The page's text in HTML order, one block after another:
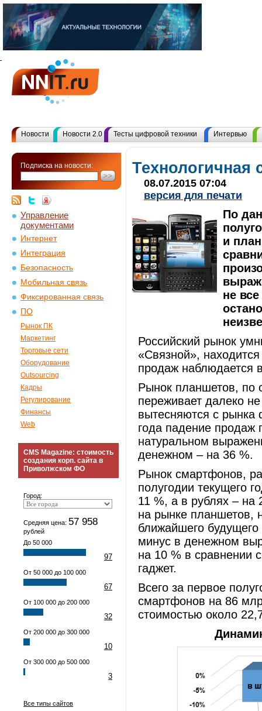
Новости Новости 2.0 Тесты цифровой техники Интервью
Подписка на новости:
Управление
документами
Интернет
Интеграция
Безопасность
Мобильная связь
Фиксированная связь
ПО
Рынок ПК
Маркетинг
Торговые сети
Оборудование
Outsourcing
Кадры
Регулирование
Финансы
Web
CMS Magazine: стоимость
создания корп. сайта в
Приволжском ФО
Город:
Средняя цена: 57 958
рублей
До 50 000
97
От 50 000 до 100 000
67
От 100 000 до 200 000
32
От 200 000 до 300 000
10
От 300 000 до 500 000
3
Все типы сайтов
Технологичная
08.07.2015 07:04
версия для печати
По
и
не
Российский рынок
«Связной»,
продаж наблюдается
Рынок планшетов, по
переживает далеко
вытесняются с рынка
года падение продаж
натуральном
денежном – на 36 %.
Рынок смартфонов,
полугодии текущего
11 %, а в рублях – на
на рынке планшетов,
ближайшего
минус в денежном
на 10 % в сравнении
гаджет.
Всего за первое
смартфонов на 86
стоимостью около